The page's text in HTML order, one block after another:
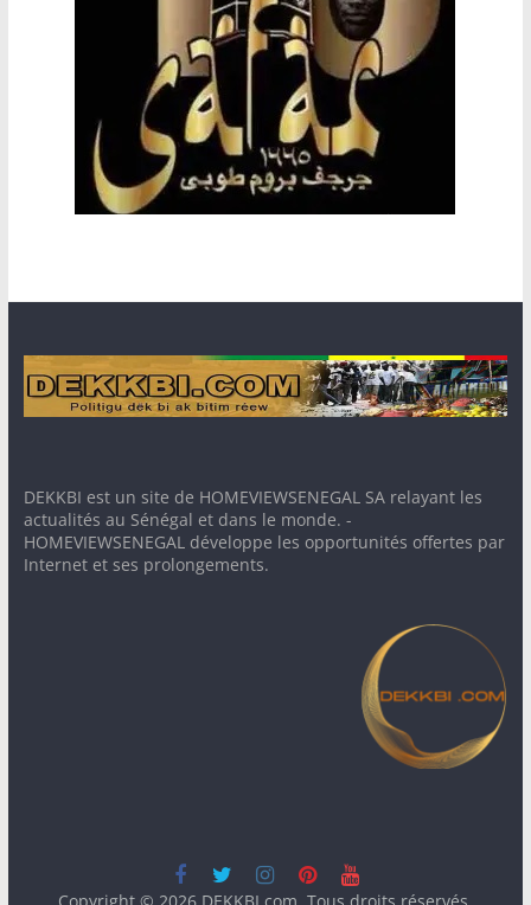
DEKKBI est un site de HOMEVIEWSENEGAL SA relayant les
actualités au Sénégal et dans le monde. -
HOMEVIEWSENEGAL développe les opportunités offertes par
Internet et ses prolongements.